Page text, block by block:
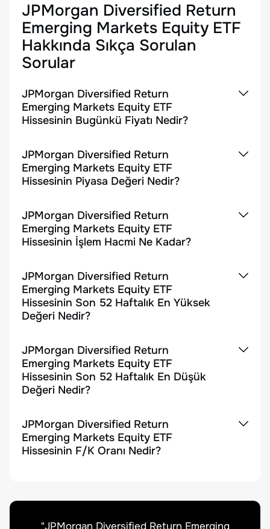
JPMorgan Diversified Return
Emerging Markets Equity ETF
Hakkında Sıkça Sorulan
Sorular
JPMorgan Diversified Return
Emerging Markets Equity ETF
Hissesinin Bugünkü Fiyatı Nedir?
JPMorgan Diversified Return
Emerging Markets Equity ETF
Hissesinin Piyasa Değeri Nedir?
JPMorgan Diversified Return
Emerging Markets Equity ETF
Hissesinin İşlem Hacmi Ne Kadar?
JPMorgan Diversified Return
Emerging Markets Equity ETF
Hissesinin Son 52 Haftalık En Yüksek
Değeri Nedir?
JPMorgan Diversified Return
Emerging Markets Equity ETF
Hissesinin Son 52 Haftalık En Düşük
Değeri Nedir?
JPMorgan Diversified Return
Emerging Markets Equity ETF
Hissesinin F/K Oranı Nedir?
"JPMorgan Diversified Return Emerging